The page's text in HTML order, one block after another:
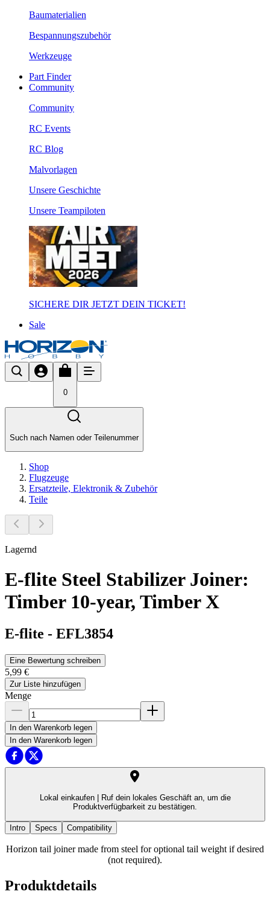
Baumaterialien
Bespannungszubehör
Werkzeuge
Part Finder
Community
Community
RC Events
RC Blog
Malvorlagen
Unsere Geschichte
Unsere Teampiloten
SICHERE DIR JETZT DEIN TICKET!
Sale
0
Such nach Namen oder Teilenummer
Shop
Flugzeuge
Ersatzteile, Elektronik & Zubehör
Teile
Lagernd
E-flite Steel Stabilizer Joiner:
Timber 10-year, Timber X
E-flite - EFL3854
Eine Bewertung schreiben
5,99 €
Zur Liste hinzufügen
Menge
In den Warenkorb legen
In den Warenkorb legen
Lokal einkaufen |
Ruf dein lokales Geschäft an, um die
Produktverfügbarkeit zu bestätigen.
Intro Specs Compatibility
Horizon tail joiner made from steel for optional tail weight if desired
(not required).
Produktdetails